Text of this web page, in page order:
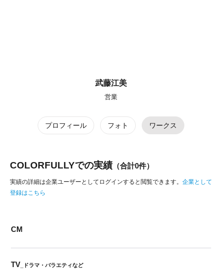
武藤江美
営業
プロフィール フォト ワークス
COLORFULLYでの実績（合計0件）
実績の詳細は企業ユーザーとしてログインすると閲覧できます。 企業として
登録はこちら
CM
TV _ドラマ・バラエティなど